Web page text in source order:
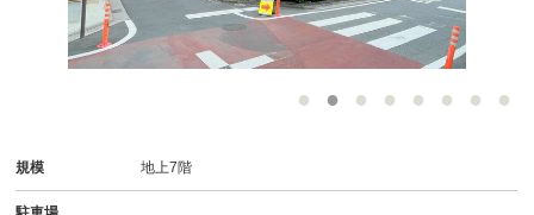
規模 地上7階